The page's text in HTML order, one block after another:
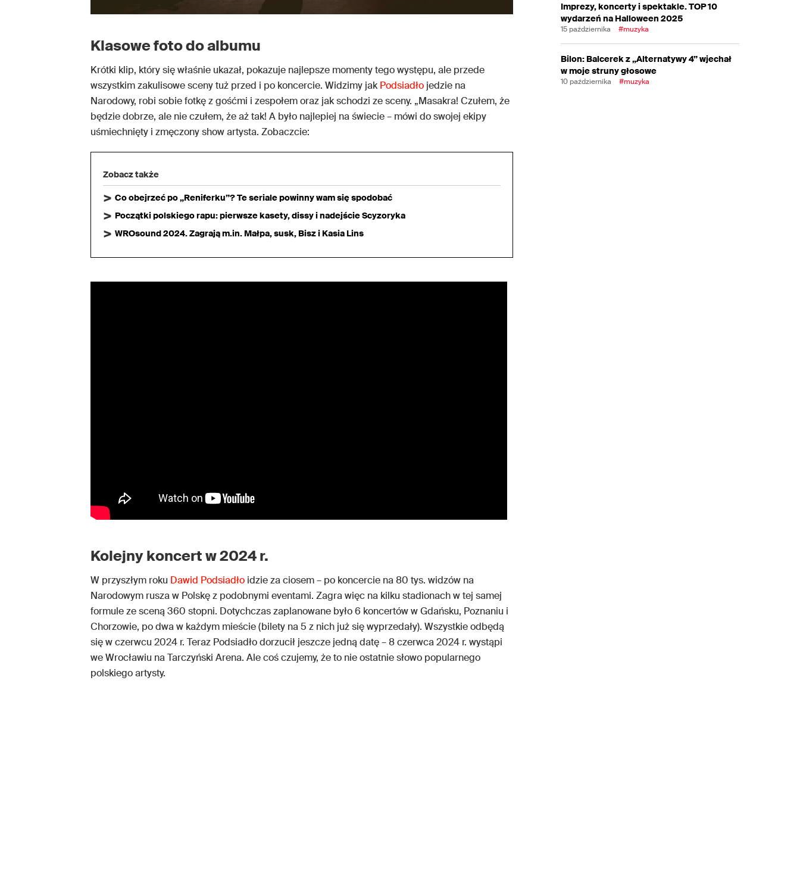
Klasowe foto do albumu
Krótki klip, który się właśnie ukazał, pokazuje najlepsze momenty tego występu, ale przede
wszystkim zakulisowe sceny tuż przed i po koncercie. Widzimy jakPodsiadło jedzie na
Narodowy, robi sobie fotkę z gośćmi i zespołem oraz jak schodzi ze sceny. „Masakra! Czułem, że
będzie dobrze, ale nie czułem, że aż tak! A było najlepiej na świecie – mówi do swojej ekipy
uśmiechnięty i zmęczony show artysta. Zobaczcie:
Zobacz także
Co obejrzeć po „Reniferku”? Te seriale powinny wam się spodobać
Początki polskiego rapu: pierwsze kasety, dissy i nadejście Scyzoryka
WROsound 2024. Zagrają m.in. Małpa, susk, Bisz i Kasia Lins
Kolejny koncert w 2024 r.
W przyszłym roku Dawid Podsiadło idzie za ciosem – po koncercie na 80 tys. widzów na
Narodowym rusza w Polskę z podobnymi eventami. Zagra więc na kilku stadionach w tej samej
formule ze sceną 360 stopni. Dotychczas zaplanowane było 6 koncertów w Gdańsku, Poznaniu i
Chorzowie, po dwa w każdym mieście (bilety na 5 z nich już się wyprzedały). Wszystkie odbędą
się w czerwcu 2024 r. Teraz Podsiadło dorzucił jeszcze jedną datę – 8 czerwca 2024 r. wystąpi
we Wrocławiu na Tarczyński Arena. Ale coś czujemy, że to nie ostatnie słowo popularnego
polskiego artysty.
Imprezy, koncerty i spektakle. TOP 10
wydarzeń na Halloween 2025
15 października #muzyka
Bilon: Balcerek z „Alternatywy 4” wjechał
w moje struny głosowe
10 października #muzyka